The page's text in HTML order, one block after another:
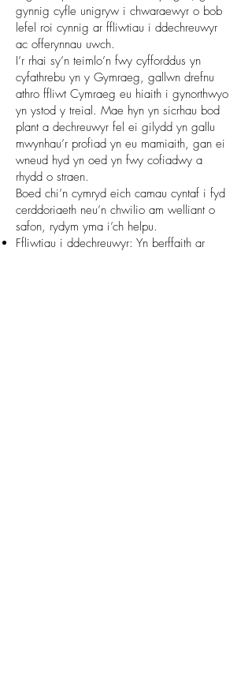
gynnig cyfle unigryw i chwaraewyr o bob
lefel roi cynnig ar ffliwtiau i ddechreuwyr
ac offerynnau uwch.
I’r rhai sy’n teimlo’n fwy cyfforddus yn
cyfathrebu yn y Gymraeg, gallwn drefnu
athro ffliwt Cymraeg eu hiaith i gynorthwyo
yn ystod y treial. Mae hyn yn sicrhau bod
plant a dechreuwyr fel ei gilydd yn gallu
mwynhau’r profiad yn eu mamiaith, gan ei
wneud hyd yn oed yn fwy cofiadwy a
rhydd o straen.
Boed chi’n cymryd eich camau cyntaf i fyd
cerddoriaeth neu’n chwilio am welliant o
safon, rydym yma i’ch helpu.
Ffliwtiau i ddechreuwyr: Yn berffaith ar